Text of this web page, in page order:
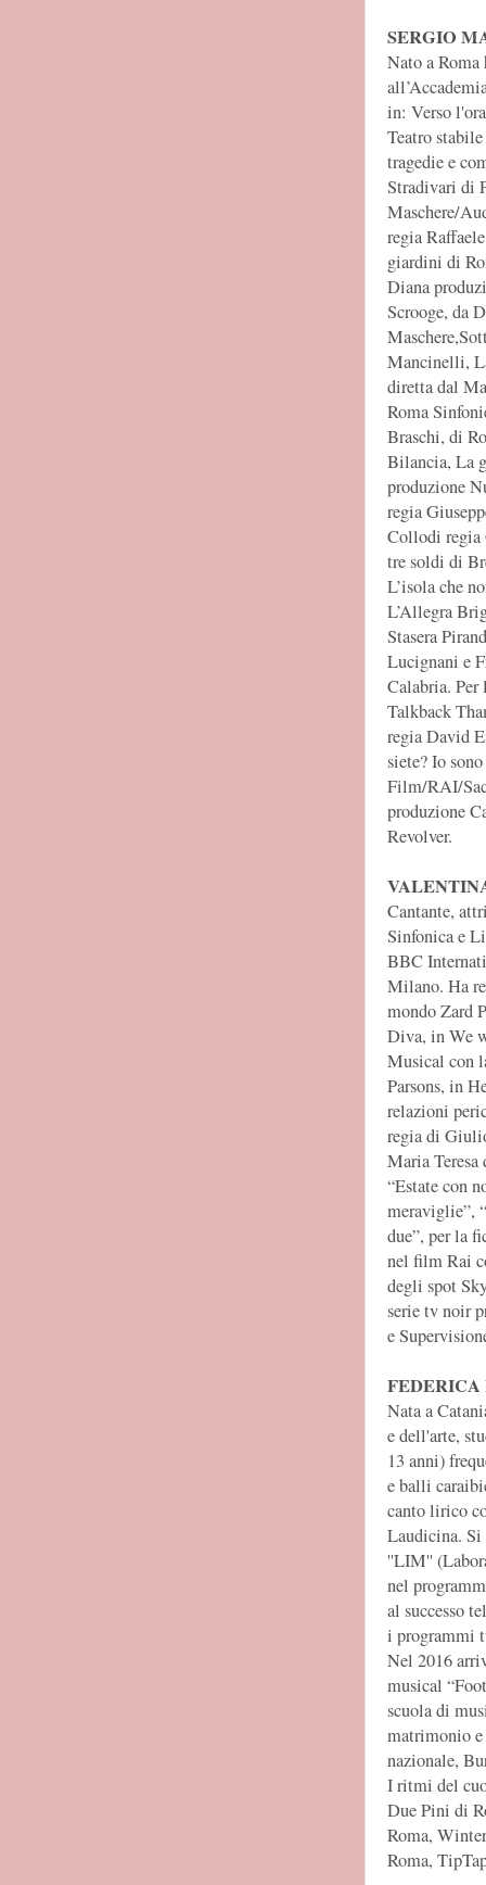
SERGIO
Nato a
in: Verso
Teatro
tragedie e
Stradivari di
Maschere/
regia
giardini di
Diana
Scrooge, da
Mancinelli,
diretta dal
Roma
Braschi, di
Bilancia, La
produzione
regia
Collodi regia
tre soldi di
L’isola che
L’Allegra
Stasera
Lucignani e
Calabria.
Talkback
regia David
siete? Io
Film/RAI/
produzione
Revolver.
Cantante,
Sinfonica e
BBC
Milano. Ha
mondo Zard
Diva, in We
Musical con
Parsons, in
relazioni
regia di
Maria
“Estate con
meraviglie”,
due”, per la
nel film Rai
degli spot
serie tv noir
e
FEDERICA
Nata a
e dell'arte,
13 anni)
e balli
canto lirico
Laudicina. Si
''LIM''
nel
al successo
i programmi
Nel 2016
musical
scuola di
matrimonio
nazionale,
I ritmi del
Due Pini di
Roma,
Roma,